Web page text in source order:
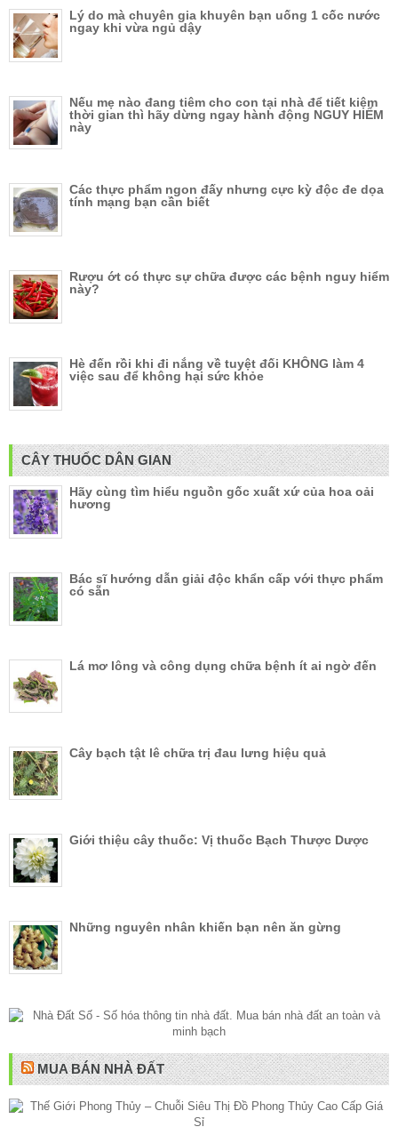
Lý do mà chuyên gia khuyên bạn uống 1 cốc nước
ngay khi vừa ngủ dậy
Nếu mẹ nào đang tiêm cho con tại nhà để tiết kiệm
thời gian thì hãy dừng ngay hành động NGUY HIỂM
này
Các thực phẩm ngon đấy nhưng cực kỳ độc đe dọa
tính mạng bạn cần biết
Rượu ớt có thực sự chữa được các bệnh nguy hiểm
này?
Hè đến rồi khi đi nắng về tuyệt đối KHÔNG làm 4
việc sau để không hại sức khỏe
CÂY THUỐC DÂN GIAN
Hãy cùng tìm hiểu nguồn gốc xuất xứ của hoa oải
hương
Bác sĩ hướng dẫn giải độc khẩn cấp với thực phẩm
có sẵn
Lá mơ lông và công dụng chữa bệnh ít ai ngờ đến
Cây bạch tật lê chữa trị đau lưng hiệu quả
Giới thiệu cây thuốc: Vị thuốc Bạch Thược Dược
Những nguyên nhân khiến bạn nên ăn gừng
MUA BÁN NHÀ ĐẤT